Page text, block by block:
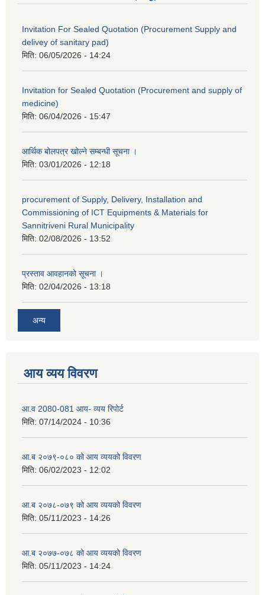
Invitation For Sealed Quotation (Procurement Supply and
delivey of sanitary pad)
मिति: 06/05/2026 - 14:24
Invitation for Sealed Quotation (Procurement and supply of
medicine)
मिति: 06/04/2026 - 15:47
आर्थिक बोलपत्र खोल्ने सम्बन्धी सूचना ।
मिति: 03/01/2026 - 12:18
procurement of Supply, Delivery, Installation and
Commissioning of ICT Equipments & Materials for
Sannitriveni Rural Municipality
मिति: 02/08/2026 - 13:52
प्रस्ताव आवहानको सूचना ।
मिति: 02/04/2026 - 13:18
अन्य
आय व्यय विवरण
आ.व 2080-081 आय- व्यय रिपोर्ट
मिति: 07/14/2024 - 10:36
आ.ब २०७९-०८० को आय व्ययको विवरण
मिति: 06/02/2023 - 12:02
आ.ब २०७८-०७९ को आय व्ययको विवरण
मिति: 05/11/2023 - 14:26
आ.ब २०७७-०७८ को आय व्ययको विवरण
मिति: 05/11/2023 - 14:24